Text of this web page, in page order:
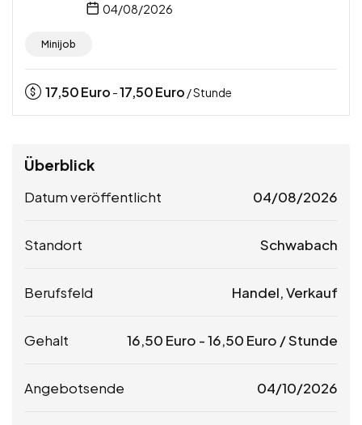
04/08/2026
Minijob
17,50Euro -17,50Euro / Stunde
Überblick
Datum veröffentlicht 04/08/2026
Standort Schwabach
Berufsfeld Handel, Verkauf
Gehalt 16,50 Euro -16,50 Euro / Stunde
Angebotsende 04/10/2026